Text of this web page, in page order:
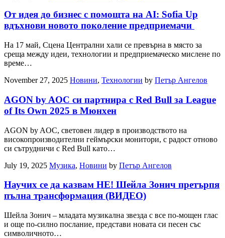
От идея до бизнес с помощта на AI: Sofia Up
вдъхнови новото поколение предприемачи
На 17 май, Сцена Централни хали се превърна в място за
среща между идеи, технологии и предприемаческо мислене по
време…
November 27, 2025 Новини, Технологии by Петър Ангелов
AGON by AOC си партнира с Red Bull за League
of Its Own 2025 в Мюнхен
AGON by AOC, световен лидер в производството на
високопроизводителни геймърски монитори, с радост отново
си сътрудничи с Red Bull като…
July 19, 2025 Музика, Новини by Петър Ангелов
Научих се да казвам НЕ! Шейла Зонич претърпя
пълна трансформация (ВИДЕО)
Шейла Зонич – младата музикална звезда с все по-мощен глас
и още по-силно послание, представи новата си песен със
символичното…